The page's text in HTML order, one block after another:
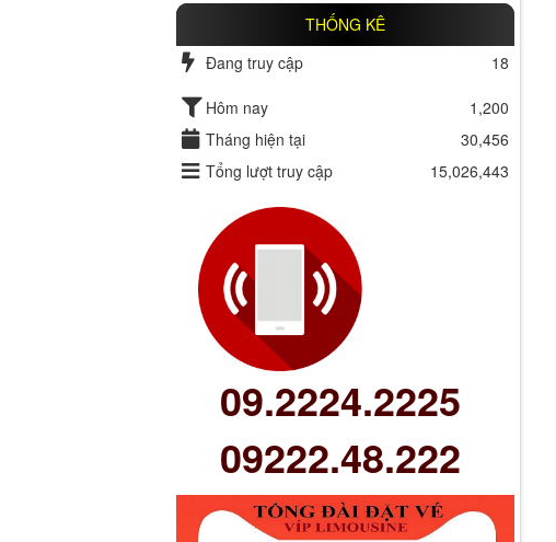
THỐNG KÊ
Đang truy cập
18
Hôm nay
1,200
Tháng hiện tại
30,456
Tổng lượt truy cập
15,026,443
09.2224.2225
09222.48.222